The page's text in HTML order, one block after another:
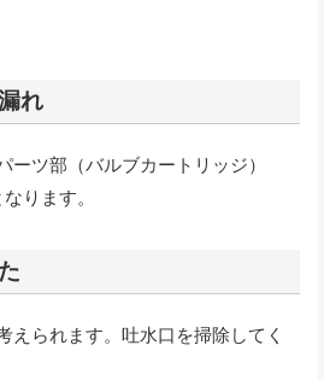
れ
ーツ部（バルブカートリッジ）
ります。
えられます。吐水口を掃除してく